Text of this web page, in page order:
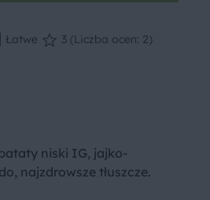
Łatwe 3 (Liczba ocen: 2)
niski IG, jajko-
najzdrowsze tłuszcze.